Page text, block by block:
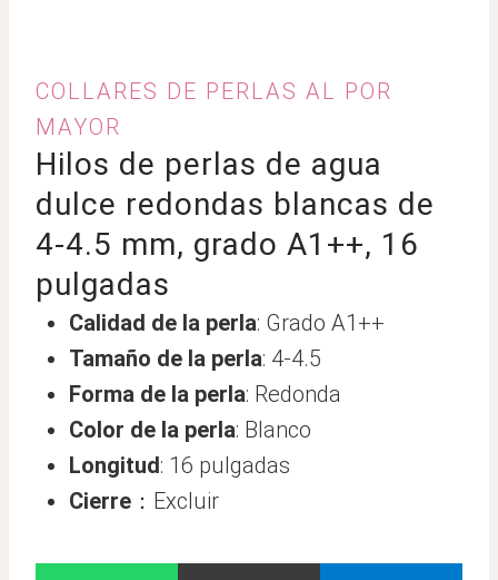
COLLARES DE PERLAS AL POR
MAYOR
Hilos de perlas de agua
dulce redondas blancas de
4-4.5 mm, grado A1++, 16
pulgadas
Calidad de la perla: Grado A1++
Tamaño de la perla: 4-4.5
Forma de la perla: Redonda
Color de la perla: Blanco
Longitud: 16 pulgadas
Cierre ：Excluir